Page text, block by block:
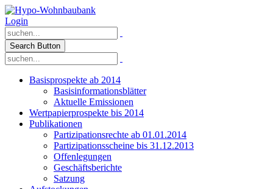
Login
Search Button
Basisprospekte ab 2014
Basisinformationsblätter
Aktuelle Emissionen
Wertpapierprospekte bis 2014
Publikationen
Partizipationsrechte ab 01.01.2014
Partizipationsscheine bis 31.12.2013
Offenlegungen
Geschäftsberichte
Satzung